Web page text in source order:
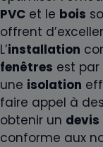
PVC et le bois
offrent
L’installation
fenêtres est
une isolation
faire appel à
obtenir un devis
conforme aux